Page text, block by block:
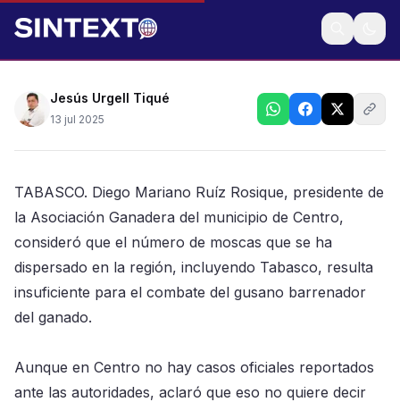
Ganaderos consideran insuficientes las moscas
estériles que se han dispersado para frenar la plaga
Jesús Urgell Tiqué
13 jul 2025
TABASCO. Diego Mariano Ruíz Rosique, presidente de
la Asociación Ganadera del municipio de Centro,
consideró que el número de moscas que se ha
dispersado en la región, incluyendo Tabasco, resulta
insuficiente para el combate del gusano barrenador
del ganado.
Aunque en Centro no hay casos oficiales reportados
ante las autoridades, aclaró que eso no quiere decir